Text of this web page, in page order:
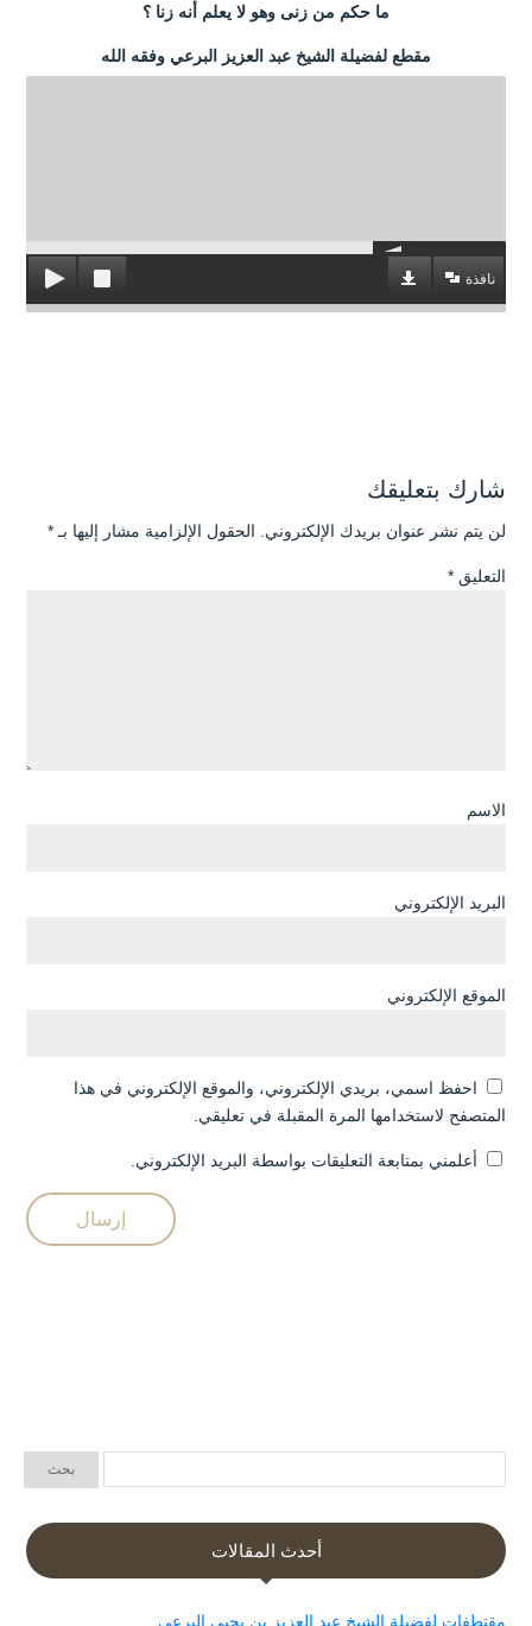
ما حكم من زنى وهو لا يعلم أنه زنا ؟
مقطع لفضيلة الشيخ عبد العزيز البرعي وفقه الله
نافذة
شارك بتعليقك
لن يتم نشر عنوان بريدك الإلكتروني. الحقول الإلزامية مشار إليها بـ *
التعليق *
الاسم
البريد الإلكتروني
الموقع الإلكتروني
احفظ اسمي، بريدي الإلكتروني، والموقع الإلكتروني في هذا
المتصفح لاستخدامها المرة المقبلة في تعليقي.
أعلمني بمتابعة التعليقات بواسطة البريد الإلكتروني.
أحدث المقالات
مقتطفات لفضيلة الشيخ عبد العزيز بن يحيى البرعي